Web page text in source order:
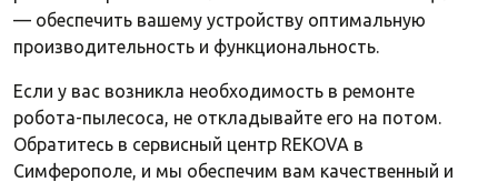
— обеспечить вашему устройству оптимальную
производительность и функциональность.
Если у вас возникла необходимость в ремонте
робота-пылесоса, не откладывайте его на потом.
Обратитесь в сервисный центр REKOVA в
Симферополе, и мы обеспечим вам качественный и